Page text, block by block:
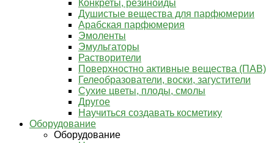
Конкреты, резиноиды
Душистые вещества для парфюмерии
Арабская парфюмерия
Эмоленты
Эмульгаторы
Растворители
Поверхностно активные вещества (ПАВ)
Гелеобразователи, воски, загустители
Сухие цветы, плоды, смолы
Другое
Научиться создавать косметику
Оборудование
Оборудование